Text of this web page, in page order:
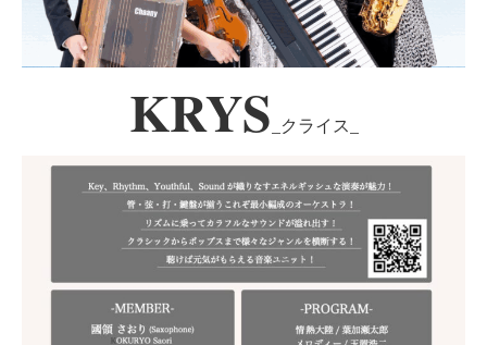
KRYS _クライス_